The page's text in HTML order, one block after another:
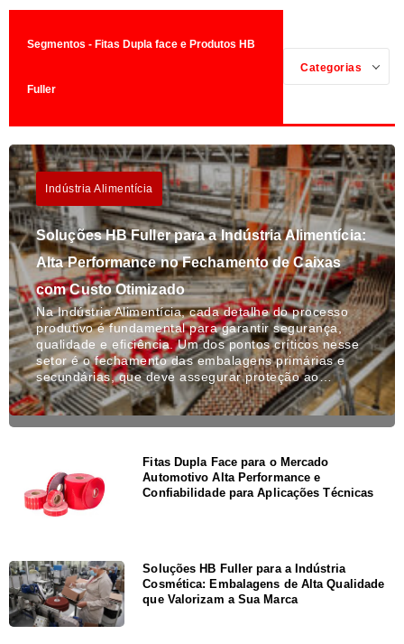
Segmentos - Fitas Dupla face e Produtos HB
Fuller
Categorias
Indústria Alimentícia
Soluções HB Fuller para a Indústria Alimentícia:
Alta Performance no Fechamento de Caixas
com Custo Otimizado
Na Indústria Alimentícia, cada detalhe do processo
produtivo é fundamental para garantir segurança,
qualidade e eficiência. Um dos pontos críticos nesse
setor é o fechamento das embalagens primárias e
secundárias, que deve assegurar proteção ao…
Fitas Dupla Face para o Mercado
Automotivo Alta Performance e
Confiabilidade para Aplicações Técnicas
Soluções HB Fuller para a Indústria
Cosmética: Embalagens de Alta Qualidade
que Valorizam a Sua Marca